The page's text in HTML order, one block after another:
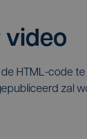
video
HTML-code
zal